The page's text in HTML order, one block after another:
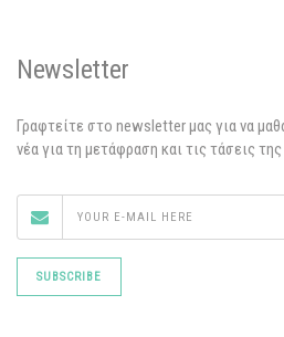
Newsletter
Γραφτείτε στο newsletter μας για να
νέα για τη μετάφραση και τις τάσεις